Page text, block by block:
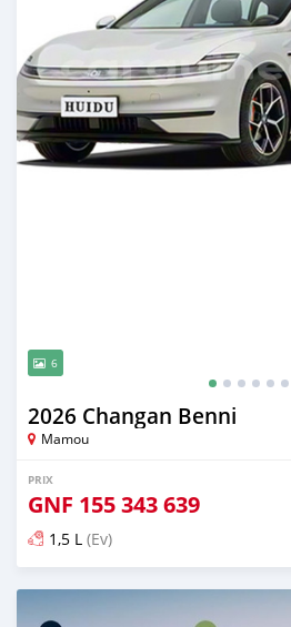
6
2026 Changan Benni
Mamou
PRIX
GNF 155 343 639
1,5 L (Ev)
Publié il y a 10 jours